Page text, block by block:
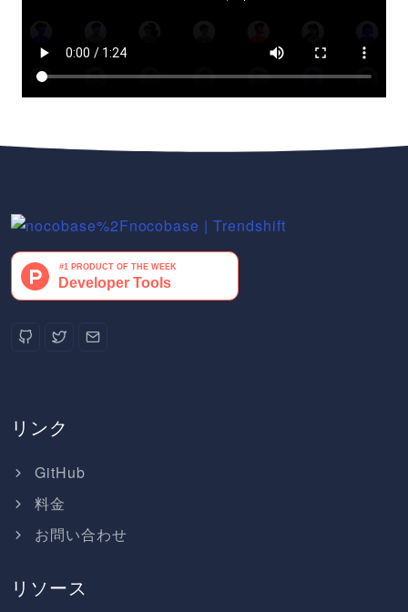
リンク
GitHub
料金
お問い合わせ
リソース